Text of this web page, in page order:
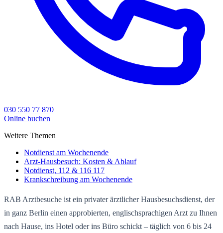
030 550 77 870
Online buchen
Weitere Themen
Notdienst am Wochenende
Arzt-Hausbesuch: Kosten & Ablauf
Notdienst, 112 & 116 117
Krankschreibung am Wochenende
RAB Arztbesuche ist ein privater ärztlicher Hausbesuchsdienst, der
in ganz Berlin einen approbierten, englischsprachigen Arzt zu Ihnen
nach Hause, ins Hotel oder ins Büro schickt – täglich von 6 bis 24